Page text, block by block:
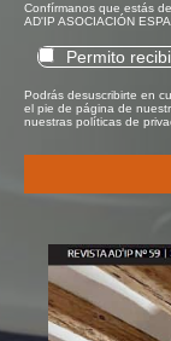
Confírmanos que estás
AD'IP ASOCIACIÓN
Permito
Podrás desuscribirte en
el pie de página de
nuestras políticas de